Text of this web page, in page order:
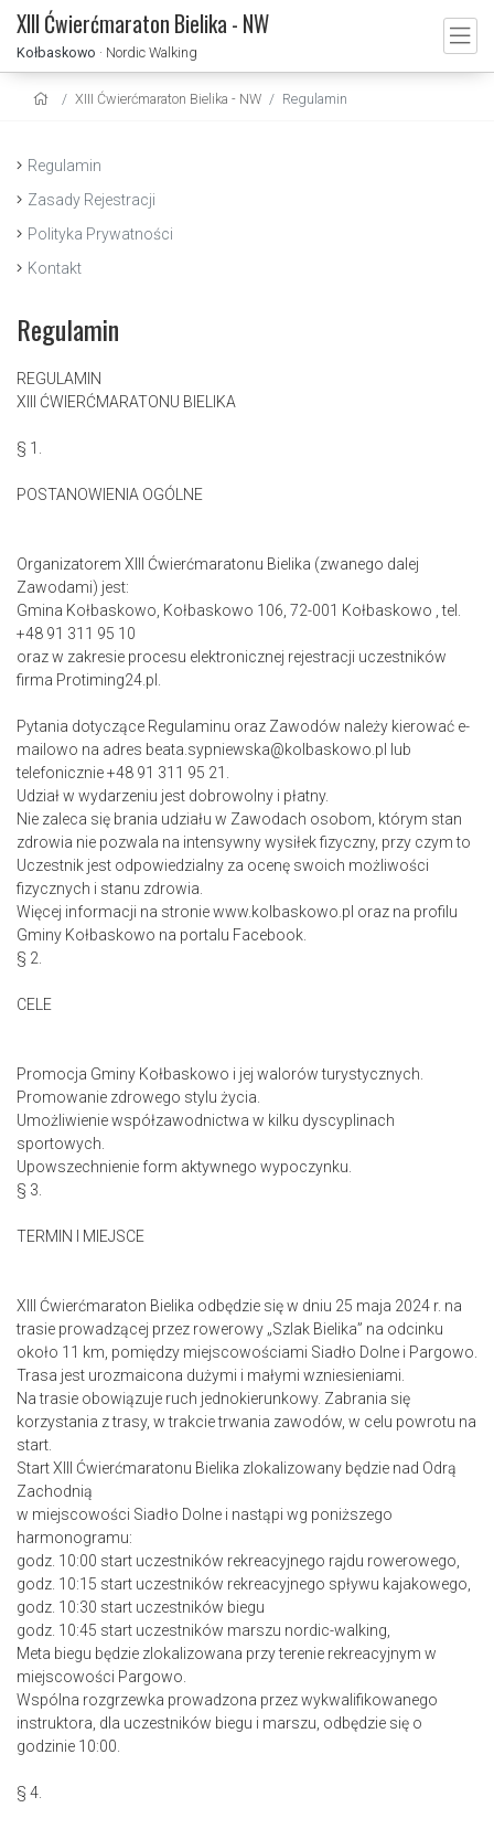
XIII Ćwierćmaraton Bielika - NW
Kołbaskowo · Nordic Walking
XIII Ćwierćmaraton Bielika - NW Regulamin
Regulamin
Zasady Rejestracji
Polityka Prywatności
Kontakt
Regulamin
REGULAMIN
XIII ĆWIERĆMARATONU BIELIKA
§ 1.
POSTANOWIENIA OGÓLNE
Organizatorem XIII Ćwierćmaratonu Bielika (zwanego dalej
Zawodami) jest:
Gmina Kołbaskowo, Kołbaskowo 106, 72-001 Kołbaskowo , tel.
+48 91 311 95 10
oraz w zakresie procesu elektronicznej rejestracji uczestników
firma Protiming24.pl.
Pytania dotyczące Regulaminu oraz Zawodów należy kierować e-
mailowo na adres beata.sypniewska@kolbaskowo.pl lub
telefonicznie +48 91 311 95 21.
Udział w wydarzeniu jest dobrowolny i płatny.
Nie zaleca się brania udziału w Zawodach osobom, którym stan
zdrowia nie pozwala na intensywny wysiłek fizyczny, przy czym to
Uczestnik jest odpowiedzialny za ocenę swoich możliwości
fizycznych i stanu zdrowia.
Więcej informacji na stronie www.kolbaskowo.pl oraz na profilu
Gminy Kołbaskowo na portalu Facebook.
§ 2.
CELE
Promocja Gminy Kołbaskowo i jej walorów turystycznych.
Promowanie zdrowego stylu życia.
Umożliwienie współzawodnictwa w kilku dyscyplinach
sportowych.
Upowszechnienie form aktywnego wypoczynku.
§ 3.
TERMIN I MIEJSCE
XIII Ćwierćmaraton Bielika odbędzie się w dniu 25 maja 2024 r. na
trasie prowadzącej przez rowerowy „Szlak Bielika” na odcinku
około 11 km, pomiędzy miejscowościami Siadło Dolne i Pargowo.
Trasa jest urozmaicona dużymi i małymi wzniesieniami.
Na trasie obowiązuje ruch jednokierunkowy. Zabrania się
korzystania z trasy, w trakcie trwania zawodów, w celu powrotu na
start.
Start XIII Ćwierćmaratonu Bielika zlokalizowany będzie nad Odrą
Zachodnią
w miejscowości Siadło Dolne i nastąpi wg poniższego
harmonogramu:
godz. 10:00 start uczestników rekreacyjnego rajdu rowerowego,
godz. 10:15 start uczestników rekreacyjnego spływu kajakowego,
godz. 10:30 start uczestników biegu
godz. 10:45 start uczestników marszu nordic-walking,
Meta biegu będzie zlokalizowana przy terenie rekreacyjnym w
miejscowości Pargowo.
Wspólna rozgrzewka prowadzona przez wykwalifikowanego
instruktora, dla uczestników biegu i marszu, odbędzie się o
godzinie 10:00.
§ 4.